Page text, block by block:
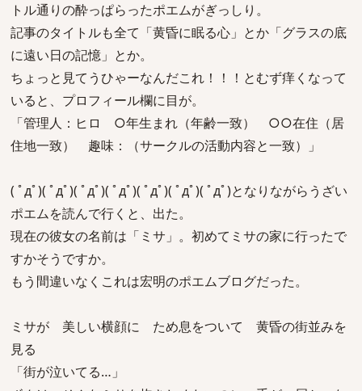
トル通りの酔っぱらったポエムがぎっしり。
記事のタイトルも全て「黄昏に眠る心」とか「グラスの底
に遠い日の記憶」とか。
ちょっと見てうひゃーなんだこれ！！！とむず痒くなって
いると、プロフィール欄に目が。
「管理人：ヒロ ○年生まれ（年齢一致） ○○在住（居
住地一致） 趣味：（サークルの活動内容と一致）」
( ﾟдﾟ)( ﾟдﾟ)( ﾟдﾟ)( ﾟдﾟ)( ﾟдﾟ)( ﾟдﾟ)( ﾟдﾟ)となりながらうざい
ポエムを読んで行くと、出た。
現在の彼女の名前は「ミサ」。初めてミサの家に行ったで
すかそうですか。
もう間違いなくこれは宏明のポエムブログだった。
ミサが 美しい横顔に ため息をついて 黄昏の街並みを
見る
「街が泣いてる…」